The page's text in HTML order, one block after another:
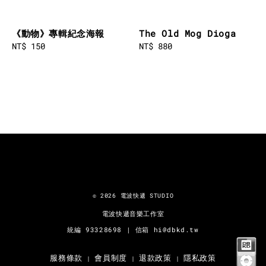
《動物》專輯紀念海報
Regular
NT$ 150
The Old Mog Dioga
Regular
NT$ 880
© 2026 電波快遞 STUDIO
電波快遞音樂工作室
統編 93​328698 | 信箱 hi@dbkd.tw
服務條款 |會員制度 |退款政策 | 隱私政策